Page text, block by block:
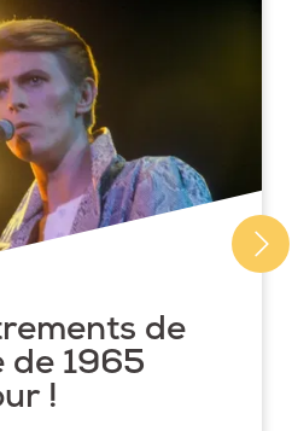
de
de 1965
!